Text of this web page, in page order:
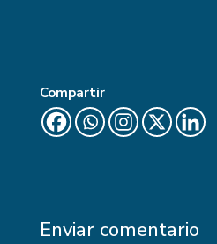
Compartir
Enviar comentario